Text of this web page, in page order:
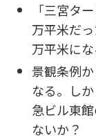
「三宮タ
万平米だ
万平米に
景観条例
なる。し
急ビル東
ないか？